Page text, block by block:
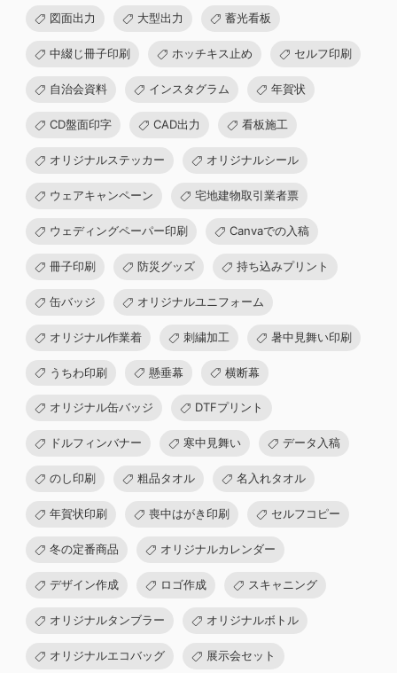
図面出力 大型出力 蓄光看板
中綴じ冊子印刷 ホッチキス止め セルフ印刷
自治会資料 インスタグラム 年賀状
CD盤面印字 CAD出力 看板施工
オリジナルステッカー オリジナルシール
ウェアキャンペーン 宅地建物取引業者票
ウェディングペーパー印刷 Canvaでの入稿
冊子印刷 防災グッズ 持ち込みプリント
缶バッジ オリジナルユニフォーム
オリジナル作業着 刺繍加工 暑中見舞い印刷
うちわ印刷 懸垂幕 横断幕
オリジナル缶バッジ DTFプリント
ドルフィンバナー 寒中見舞い データ入稿
のし印刷 粗品タオル 名入れタオル
年賀状印刷 喪中はがき印刷 セルフコピー
冬の定番商品 オリジナルカレンダー
デザイン作成 ロゴ作成 スキャニング
オリジナルタンブラー オリジナルボトル
オリジナルエコバッグ 展示会セット